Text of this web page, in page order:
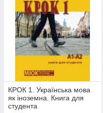
КРОК 1. Українська мова
як іноземна. Книга для
студента